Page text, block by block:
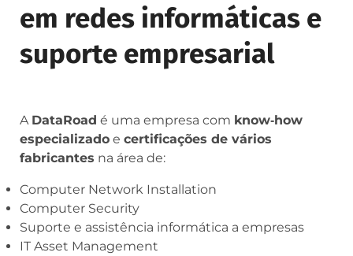
em redes informáticas e
suporte empresarial
A DataRoad é uma empresa com know‑how
especializado e certificações de vários
fabricantes na área de:
Computer Network Installation
Computer Security
Suporte e assistência informática a empresas
IT Asset Management